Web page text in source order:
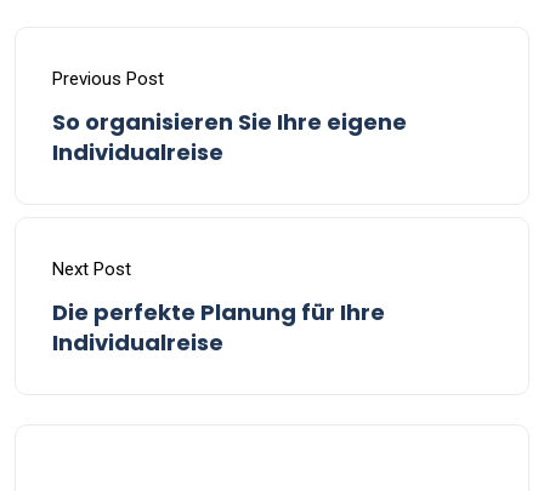
Previous Post
So organisieren Sie Ihre eigene
Individualreise
Next Post
Die perfekte Planung für Ihre
Individualreise